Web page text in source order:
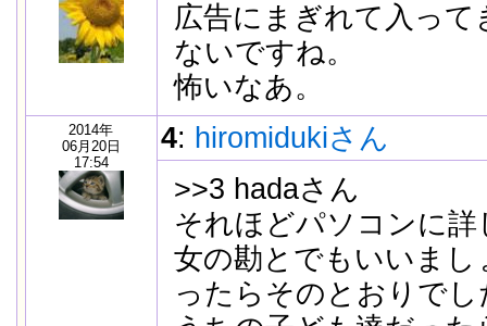
広告にまぎれて入っ
ないですね。
怖いなあ。
2014年
06月20日
17:54
4: hiromidukiさん
>>3 hadaさん
それほどパソコンに
女の勘とでもいいま
ったらそのとおりで